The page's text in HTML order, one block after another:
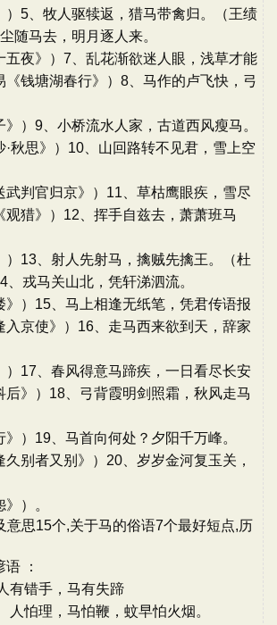
）5、牧人驱犊返，猎马带禽归。（王绩
随马去，明月逐人来。
五夜》）7、乱花渐欲迷人眼，浅草才能
《钱塘湖春行》）8、马作的卢飞快，弓
》）9、小桥流水人家，古道西风瘦马。
·秋思》）10、山回路转不见君，雪上空
武判官归京》）11、草枯鹰眼疾，雪尽
观猎》）12、挥手自兹去，萧萧班马
）13、射人先射马，擒贼先擒王。（杜
戎马关山北，凭轩涕泗流。
》）15、马上相逢无纸笔，凭君传语报
入京使》）16、走马西来欲到天，辞家
）17、春风得意马蹄疾，一日看尽长安
后》）18、弓背霞明剑照霜，秋风走马
》）19、马首向何处？夕阳千万峰。
久别者又别》）20、岁岁金河复玉关，
）。
意思15个,关于马的俗语7个最好短点,历
：
有错手，马有失蹄
人怕理，马怕鞭，蚊早怕火烟。